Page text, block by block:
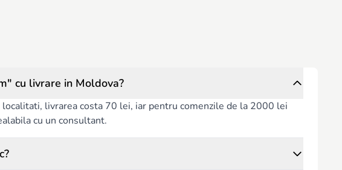
cu livrare in Moldova?
livrarea costa 70 lei, iar pentru comenzile de la 2000 lei
cu un consultant.